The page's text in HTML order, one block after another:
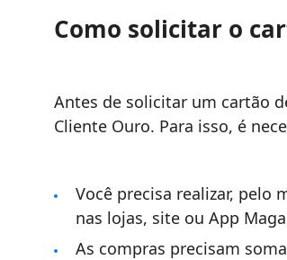
Como solicitar o
Antes de solicitar um cartão
Cliente Ouro. Para isso, é
Você precisa realizar, pelo
nas lojas, site ou App
As compras precisam